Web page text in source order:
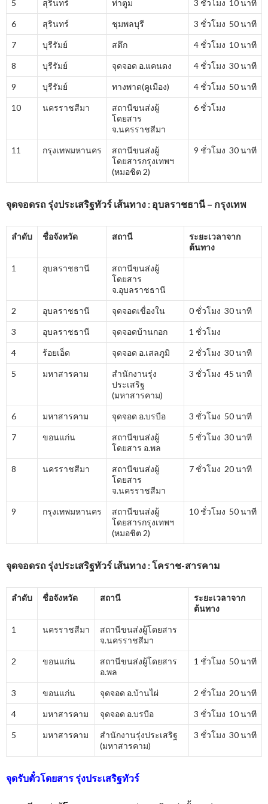
5 สุรินทร์ ท่าตูม 3 ชั่วโมง 10 นาที
6 สุรินทร์ ชุมพลบุรี 3 ชั่วโมง 50 นาที
7 บุรีรัมย์ สตึก 4 ชั่วโมง 10 นาที
8 บุรีรัมย์ จุดจอด อ.แคนดง 4 ชั่วโมง 30 นาที
9 บุรีรัมย์ ทางพาด(คูเมือง) 4 ชั่วโมง 50 นาที
10 นครราชสีมา
สถานีขนส่งผู้
โดยสาร
จ.นครราชสีมา
6 ชั่วโมง
11 กรุงเทพมหานคร
สถานีขนส่งผู้
โดยสารกรุงเทพฯ
(หมอชิต 2)
9 ชั่วโมง 30 นาที
จุดจอดรถ รุ่งประเสริฐทัวร์ เส้นทาง : อุบลราชธานี – กรุงเทพ
ลำดับ ชื่อจังหวัด สถานี
ระยะเวลาจาก
ต้นทาง
1 อุบลราชธานี
สถานีขนส่งผู้
โดยสาร
จ.อุบลราชธานี
2 อุบลราชธานี จุดจอดเขื่องใน 0 ชั่วโมง 30 นาที
3 อุบลราชธานี จุดจอดบ้านกอก 1 ชั่วโมง
4 ร้อยเอ็ด จุดจอด อ.เสลภูมิ 2 ชั่วโมง 30 นาที
5 มหาสารคาม
สำนักงานรุ่ง
ประเสริฐ
(มหาสารคาม)
3 ชั่วโมง 45 นาที
6 มหาสารคาม จุดจอด อ.บรบือ 3 ชั่วโมง 50 นาที
7 ขอนแก่น
สถานีขนส่งผู้
โดยสาร อ.พล
5 ชั่วโมง 30 นาที
8 นครราชสีมา
สถานีขนส่งผู้
โดยสาร
จ.นครราชสีมา
7 ชั่วโมง 20 นาที
9 กรุงเทพมหานคร
สถานีขนส่งผู้
โดยสารกรุงเทพฯ
(หมอชิต 2)
10 ชั่วโมง 50 นาที
จุดจอดรถ รุ่งประเสริฐทัวร์ เส้นทาง : โคราช-สารคาม
ลำดับ ชื่อจังหวัด สถานี
ระยะเวลาจาก
ต้นทาง
1 นครราชสีมา
สถานีขนส่งผู้โดยสาร
จ.นครราชสีมา
2 ขอนแก่น
สถานีขนส่งผู้โดยสาร
อ.พล
1 ชั่วโมง 50 นาที
3 ขอนแก่น จุดจอด อ.บ้านไผ่ 2 ชั่วโมง 20 นาที
4 มหาสารคาม จุดจอด อ.บรบือ 3 ชั่วโมง 10 นาที
5 มหาสารคาม
สำนักงานรุ่งประเสริฐ
(มหาสารคาม)
3 ชั่วโมง 30 นาที
จุดรับตั๋วโดยสารรุ่งประเสริฐทัวร์